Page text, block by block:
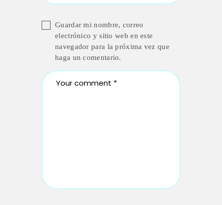
Guardar mi nombre, correo
electrónico y sitio web en este
navegador para la próxima vez que
haga un comentario.